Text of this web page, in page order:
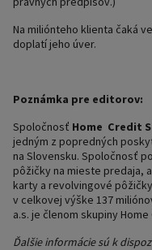
Na miliónteho klienta čaká
doplatí jeho úver.
Poznámka pre editorov:
Spoločnosť Home Credit
jedným z popredných
na Slovensku. Spoločnosť
pôžičky na mieste predaja,
karty a revolvingové
v celkovej výške 137
a.s. je členom skupiny Home
Ďalšie informácie sú k